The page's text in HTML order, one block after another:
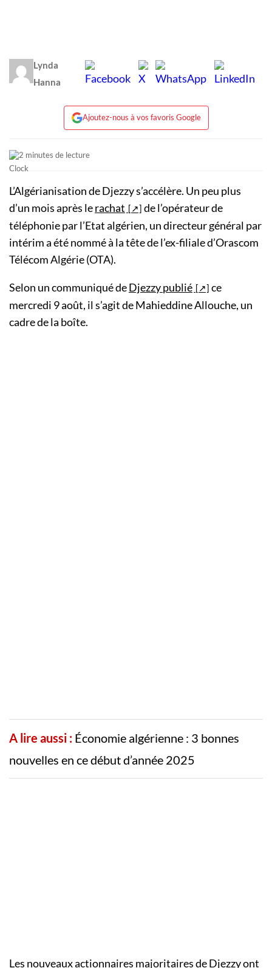
Lynda
Hanna
Ajoutez-nous à vos favoris Google
2 minutes de lecture
L’Algérianisation de Djezzy s’accélère. Un peu plus
d’un mois après lerachat
de l’opérateur de
téléphonie par l’Etat algérien, un directeur général par
intérim a été nommé à la tête de l’ex-filiale d’Orascom
Télécom Algérie (OTA).
Selon un communiqué deDjezzy publié
ce
mercredi 9 août, il s’agit de Mahieddine Allouche, un
cadre de la boîte.
A lire aussi : Économie algérienne : 3 bonnes
nouvelles en ce début d’année 2025
Les nouveaux actionnaires majoritaires de Djezzy ont